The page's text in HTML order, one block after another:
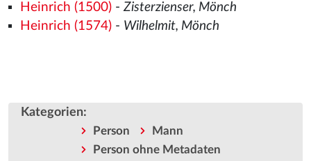
Heinrich (1500)-Zisterzienser, Mönch
Heinrich (1574)- Wilhelmit, Mönch
Kategorien:
Person
Mann
Person ohne Metadaten